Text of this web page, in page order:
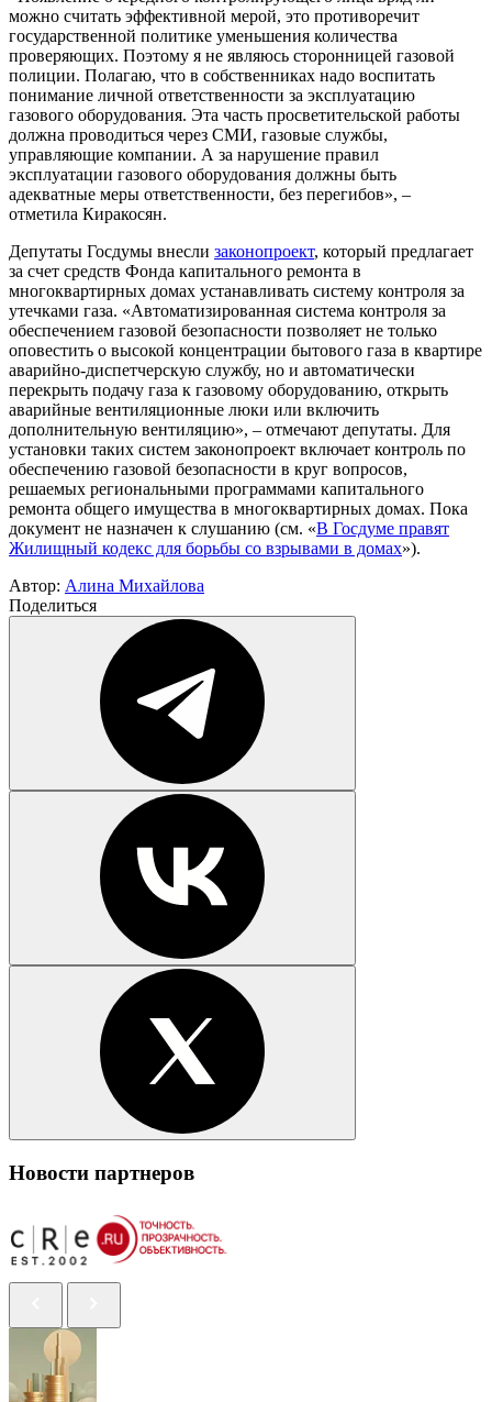
можно считать эффективной мерой, это противоречит
государственной политике уменьшения количества
проверяющих. Поэтому я не являюсь сторонницей газовой
полиции. Полагаю, что в собственниках надо воспитать
понимание личной ответственности за эксплуатацию
газового оборудования. Эта часть просветительской работы
должна проводиться через СМИ, газовые службы,
управляющие компании. А за нарушение правил
эксплуатации газового оборудования должны быть
адекватные меры ответственности, без перегибов», –
отметила Киракосян.
Депутаты Госдумы внесли законопроект, который предлагает
за счет средств Фонда капитального ремонта в
многоквартирных домах устанавливать систему контроля за
утечками газа. «Автоматизированная система контроля за
обеспечением газовой безопасности позволяет не только
оповестить о высокой концентрации бытового газа в квартире
аварийно-диспетчерскую службу, но и автоматически
перекрыть подачу газа к газовому оборудованию, открыть
аварийные вентиляционные люки или включить
дополнительную вентиляцию», – отмечают депутаты. Для
установки таких систем законопроект включает контроль по
обеспечению газовой безопасности в круг вопросов,
решаемых региональными программами капитального
ремонта общего имущества в многоквартирных домах. Пока
документ не назначен к слушанию (см. «В Госдуме правят
Жилищный кодекс для борьбы со взрывами в домах»).
Автор: Алина Михайлова
Поделиться
Новости партнеров